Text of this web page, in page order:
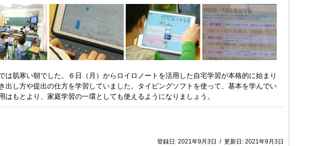
肌寒い朝でした。６日（月）からロイロノートを活用した自宅学習が本格的に始まり
出し方や提出の仕方を学習していました。タイピングソフトを使って、基本を学んでい
もとより、家庭学習の一環としても使えるようになりましょう。
登録日: 2021年9月3日 / 更新日: 2021年9月3日